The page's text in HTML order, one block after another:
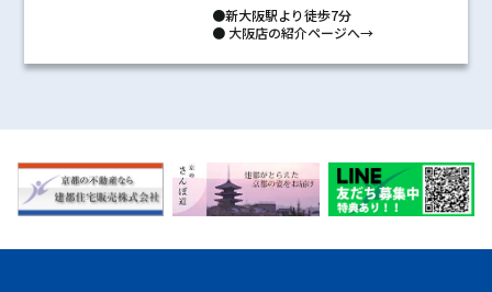
●新大阪駅より徒歩7分
●大阪店の紹介ページへ→